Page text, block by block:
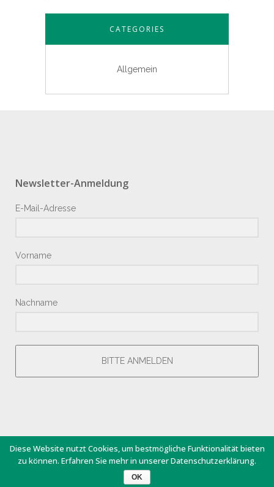
CATEGORIES
Allgemein
Newsletter-Anmeldung
E-Mail-Adresse
Vorname
Nachname
BITTE ANMELDEN
® Copyright by Hotel Junior 2018 – Design by
Diese Website nutzt Cookies, um bestmögliche Funktionalität bieten
zu können. Erfahren Sie mehr in unserer Datenschutzerklärung.
OK